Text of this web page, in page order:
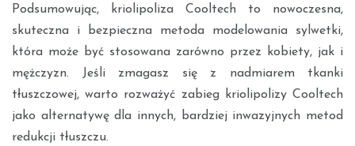
Podsumowując, kriolipoliza Cooltech to nowoczesna,
skuteczna i bezpieczna metoda modelowania sylwetki,
która może być stosowana zarówno przez kobiety, jak i
mężczyzn. Jeśli zmagasz się z nadmiarem tkanki
tłuszczowej, warto rozważyć zabieg kriolipolizy Cooltech
jako alternatywę dla innych, bardziej inwazyjnych metod
redukcji tłuszczu.